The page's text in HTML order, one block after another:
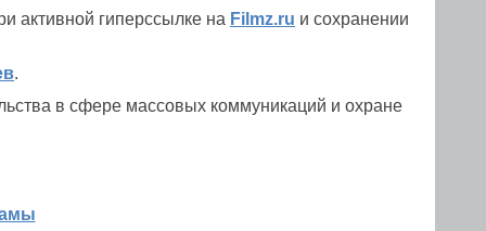
активной гиперссылке на Filmz.ru и сохранении
.
в сфере массовых коммуникаций и охране